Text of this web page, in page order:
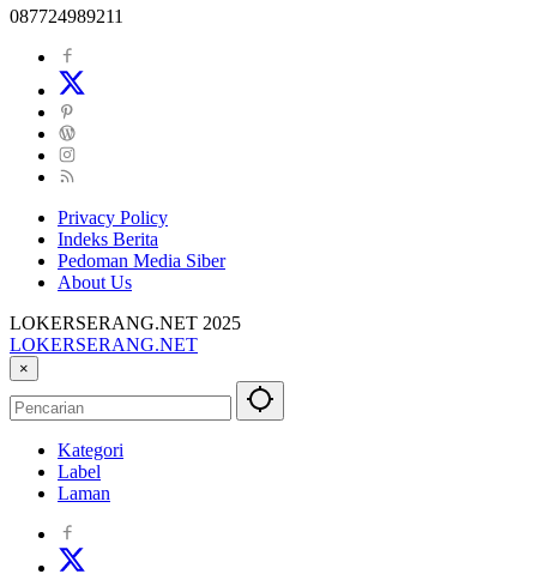
087724989211
Privacy Policy
Indeks Berita
Pedoman Media Siber
About Us
LOKERSERANG.NET 2025
LOKERSERANG.NET
Info
Lowongan
Kerja
Sekitarnya
×
Kategori
Label
Laman